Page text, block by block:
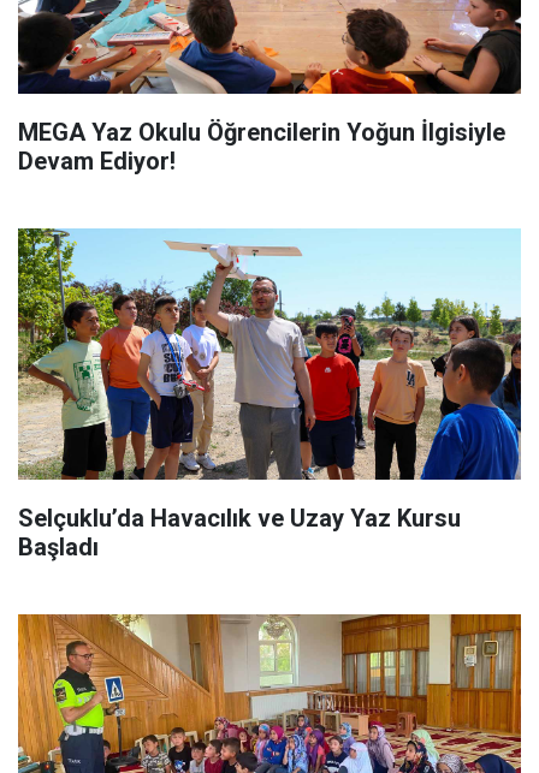
MEGA Yaz Okulu Öğrencilerin Yoğun İlgisiyle
Devam Ediyor!
Selçuklu’da Havacılık ve Uzay Yaz Kursu
Başladı